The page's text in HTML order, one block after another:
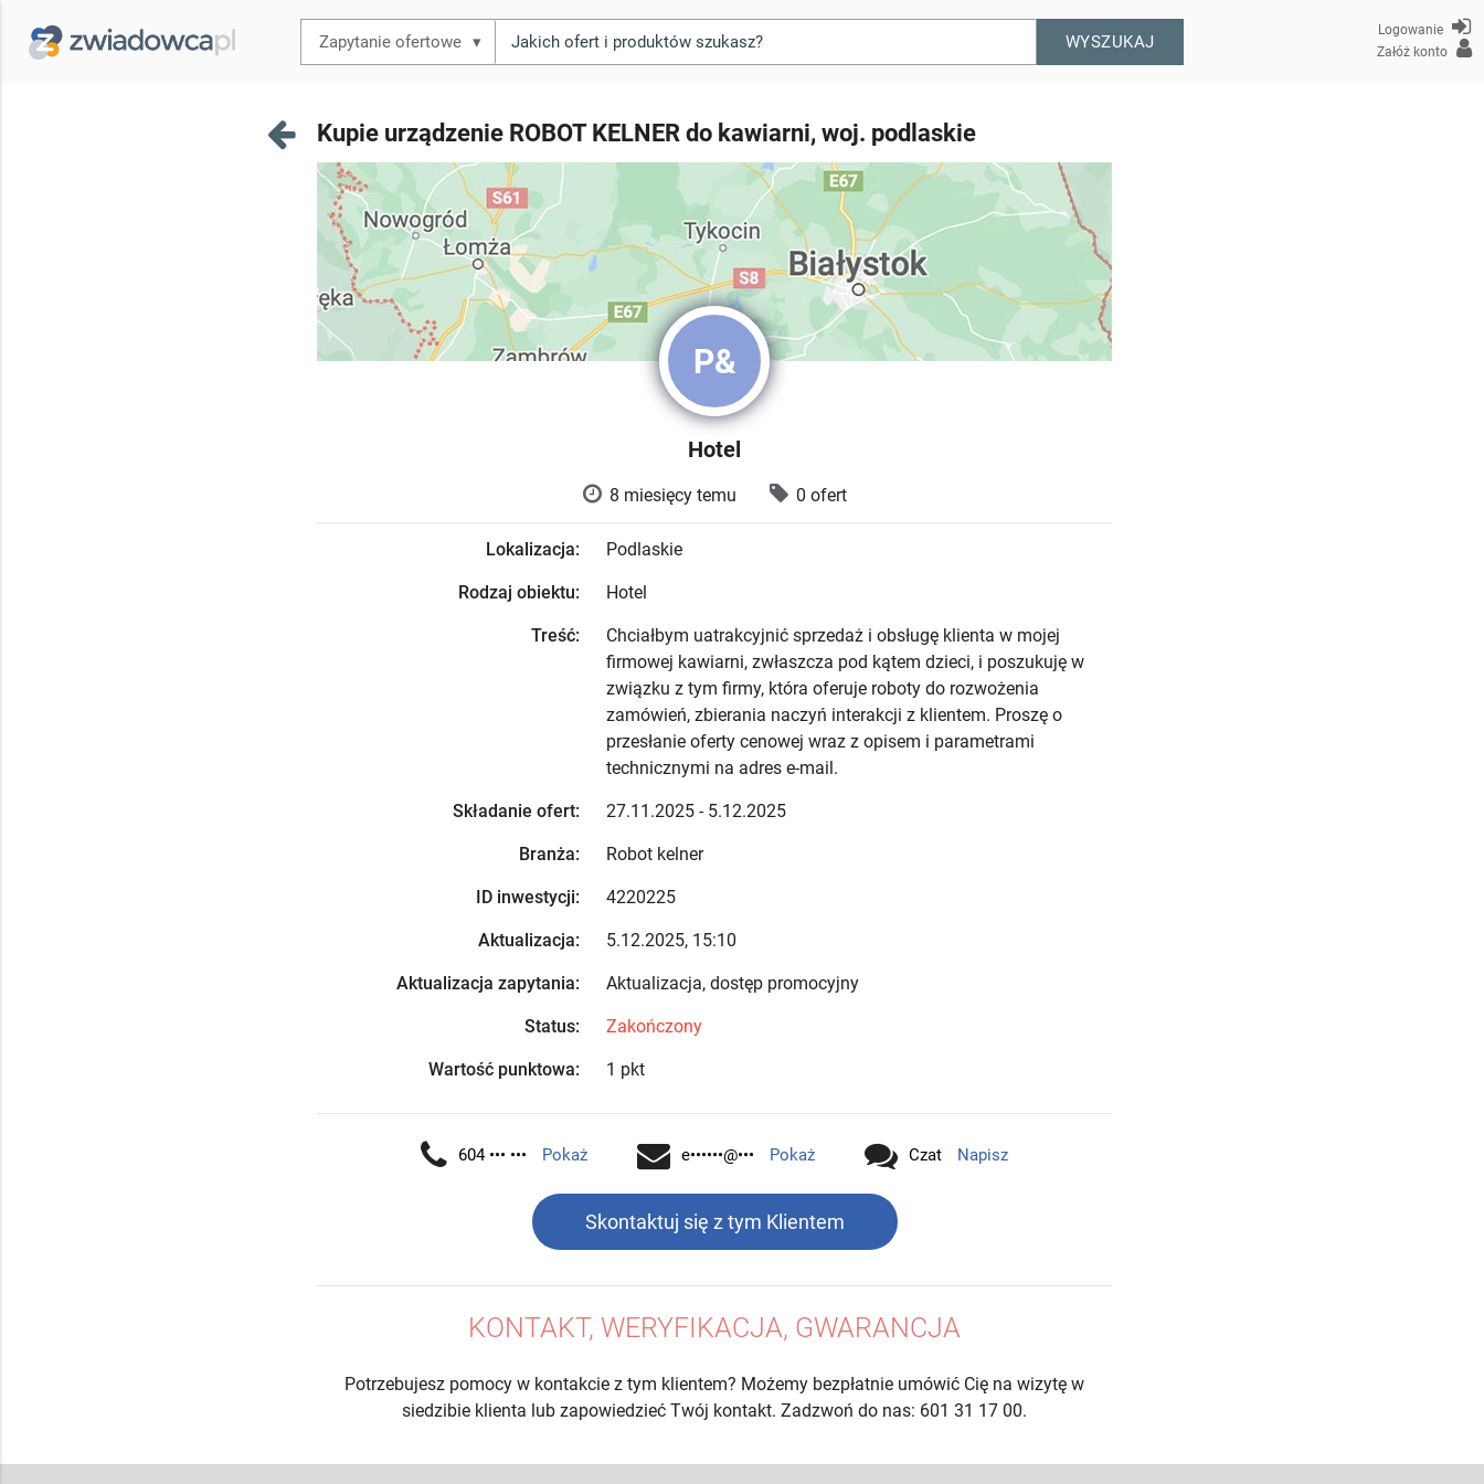
▾ WYSZUKAJ
Logowanie
Załóż konto
Kupie urządzenie ROBOT KELNER do kawiarni, woj. podlaskie
P&
Hotel
8 miesięcy temu 0 ofert
Lokalizacja: Podlaskie
Rodzaj obiektu: Hotel
Treść:
Chciałbym uatrakcyjnić sprzedaż i obsługę klienta w mojej
firmowej kawiarni, zwłaszcza pod kątem dzieci, i poszukuję w
związku z tym firmy, która oferuje roboty do rozwożenia
zamówień, zbierania naczyń interakcji z klientem. Proszę o
przesłanie oferty cenowej wraz z opisem i parametrami
technicznymi na adres e-mail.
Składanie ofert: 27.11.2025 - 5.12.2025
Branża: Robot kelner
ID inwestycji: 4220225
Aktualizacja: 5.12.2025, 15:10
Aktualizacja zapytania: Aktualizacja, dostęp promocyjny
Status: Zakończony
Wartość punktowa: 1 pkt
604 ••• ••• Pokaż e••••••@••• Pokaż Czat Napisz
Skontaktuj się z tym Klientem
KONTAKT, WERYFIKACJA, GWARANCJA
Potrzebujesz pomocy w kontakcie z tym klientem? Możemy bezpłatnie umówić Cię na wizytę w
siedzibie klienta lub zapowiedzieć Twój kontakt. Zadzwoń do nas: 601 31 17 00.